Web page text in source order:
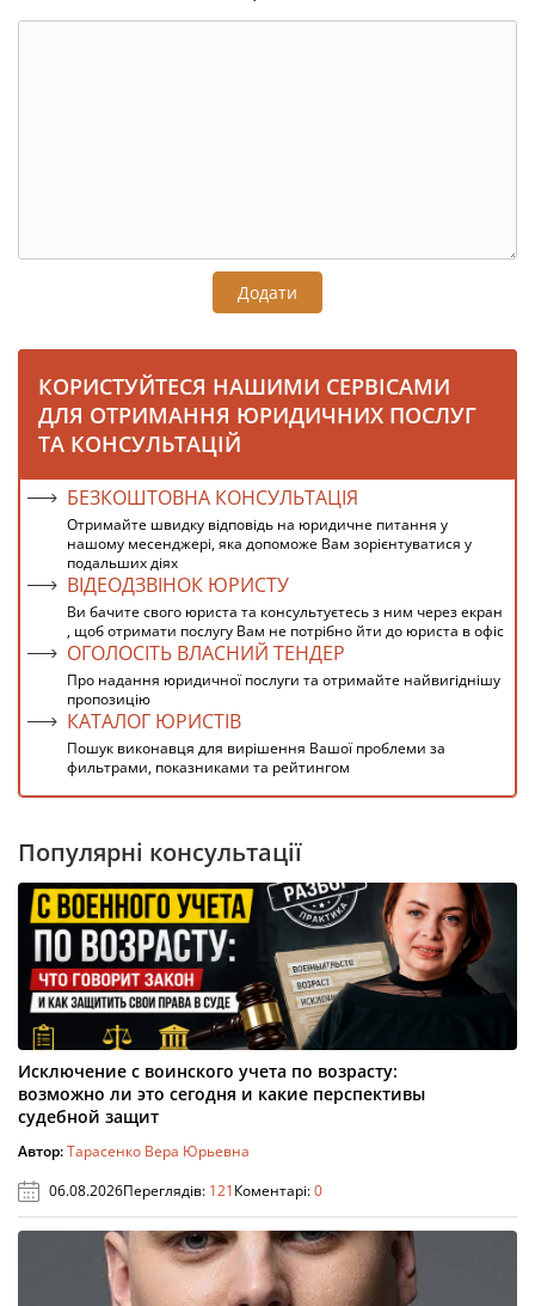
Додати
КОРИСТУЙТЕСЯ НАШИМИ СЕРВІСАМИ
ДЛЯ ОТРИМАННЯ ЮРИДИЧНИХ ПОСЛУГ
ТА КОНСУЛЬТАЦІЙ
БЕЗКОШТОВНА КОНСУЛЬТАЦІЯ
Отримайте швидку відповідь на юридичне питання у
нашому месенджері, яка допоможе Вам зорієнтуватися у
подальших діях
ВІДЕОДЗВІНОК ЮРИСТУ
Ви бачите свого юриста та консультуєтесь з ним через екран
, щоб отримати послугу Вам не потрібно йти до юриста в офіс
ОГОЛОСІТЬ ВЛАСНИЙ ТЕНДЕР
Про надання юридичної послуги та отримайте найвигіднішу
пропозицію
КАТАЛОГ ЮРИСТІВ
Пошук виконавця для вирішення Вашої проблеми за
фильтрами, показниками та рейтингом
Популярні консультації
Исключение с воинского учета по возрасту:
возможно ли это сегодня и какие перспективы
судебной защит
Автор:Тарасенко Вера Юрьевна
06.08.2026Переглядів: 121Коментарі:0